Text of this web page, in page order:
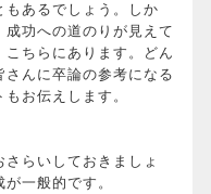
もあるでしょう。しか
功への道のりが見えて
ちらにあります。どん
んに卒論の参考になる
お伝えします。
らいしておきましょ
一般的です。